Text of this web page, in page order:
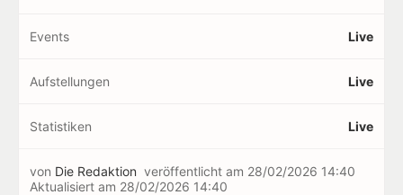
Events Live
Aufstellungen Live
Statistiken Live
von Die Redaktion veröffentlicht am 28/02/2026 14:40
Aktualisiert am 28/02/2026 14:40